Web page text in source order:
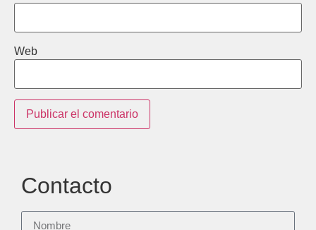
Web
Contacto